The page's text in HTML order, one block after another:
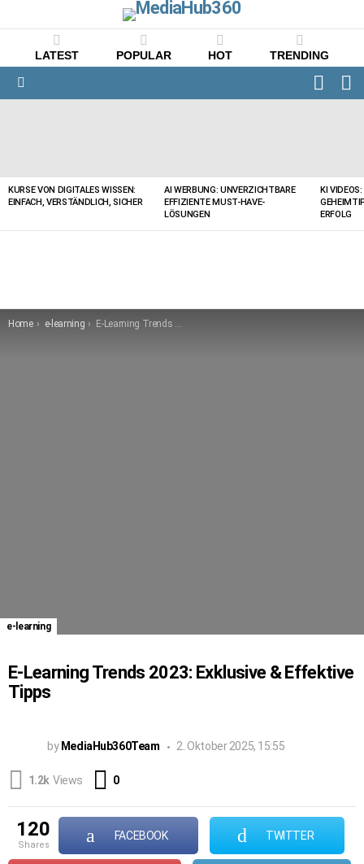
LATEST POPULAR HOT TRENDING
KURSE VON DIGITALES WISSEN:
EINFACH, VERSTÄNDLICH, SICHER
AI WERBUNG: UNVERZICHTBARE
EFFIZIENTE MUST-HAVE-
LÖSUNGEN
KI
ERFOLG
You are here:
Home e-learning E-Learning Trends 2023: Exklusive & Effektive Tipps
e-learning
E-Learning Trends 2023: Exklusive & Effektive
Tipps
by MediaHub360Team 2. Oktober 2025, 15:55
1.2k Views 0
120
shares
FACEBOOK TWITTER